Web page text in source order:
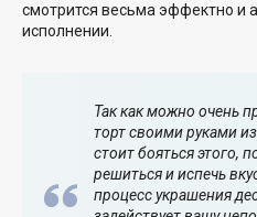
смотрится весьма эффектно и
исполнении.
Так как можно очень
торт своими руками
стоит бояться этого,
решиться и испечь
процесс украшения